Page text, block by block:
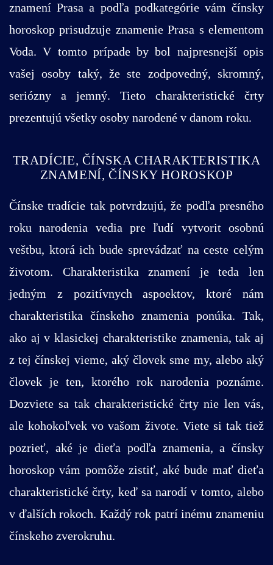
znamení Prasa a podľa podkategórie vám čínsky
horoskop prisudzuje znamenie Prasa s elementom
Voda. V tomto prípade by bol najpresnejší opis
vašej osoby taký, že ste zodpovedný, skromný,
seriózny a jemný. Tieto charakteristické črty
prezentujú všetky osoby narodené v danom roku.
TRADÍCIE, ČÍNSKA CHARAKTERISTIKA
ZNAMENÍ, ČÍNSKY HOROSKOP
Čínske tradície tak potvrdzujú, že podľa presného
roku narodenia vedia pre ľudí vytvorit osobnú
veštbu, ktorá ich bude sprevádzať na ceste celým
životom. Charakteristika znamení je teda len
jedným z pozitívnych aspoektov, ktoré nám
charakteristika čínskeho znamenia ponúka. Tak,
ako aj v klasickej charakteristike znamenia, tak aj
z tej čínskej vieme, aký človek sme my, alebo aký
človek je ten, ktorého rok narodenia poznáme.
Dozviete sa tak charakteristické črty nie len vás,
ale kohokoľvek vo vašom živote. Viete si tak tiež
pozrieť, aké je dieťa podľa znamenia, a čínsky
horoskop vám pomôže zistiť, aké bude mať dieťa
charakteristické črty, keď sa narodí v tomto, alebo
v ďalších rokoch. Každý rok patrí inému znameniu
čínskeho zverokruhu.